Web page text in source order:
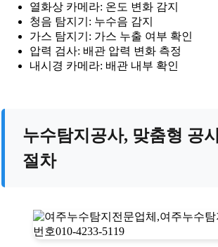
열화상 카메라: 온도 변화 감지
청음 탐지기: 누수음 감지
가스 탐지기: 가스 누출 여부 확인
압력 검사: 배관 압력 변화 측정
내시경 카메라: 배관 내부 확인
누수탐지공사, 맞춤형 공
절차